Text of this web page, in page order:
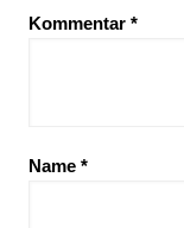
Kommentar *
Name *